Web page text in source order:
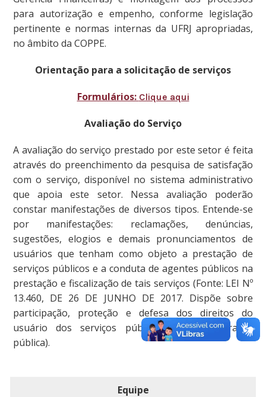
para autorização e empenho, conforme legislação
pertinente e normas internas da UFRJ apropriadas,
no âmbito da COPPE.
Orientação para a solicitação de serviços
Formulários: Clique aqui
Avaliação do Serviço
A avaliação do serviço prestado por este setor é feita
através do preenchimento da pesquisa de satisfação
com o serviço, disponível no sistema administrativo
que apoia este setor. Nessa avaliação poderão
constar manifestações de diversos tipos. Entende-se
por manifestações: reclamações, denúncias,
sugestões, elogios e demais pronunciamentos de
usuários que tenham como objeto a prestação de
serviços públicos e a conduta de agentes públicos na
prestação e fiscalização de tais serviços (Fonte: LEI Nº
13.460, DE 26 DE JUNHO DE 2017. Dispõe sobre
participação, proteção e defesa dos direitos do
usuário dos serviços públicos da administração
pública).
Equipe